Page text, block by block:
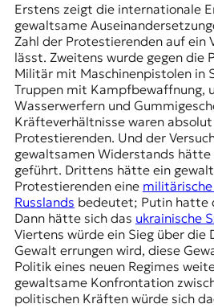
Erstens zeigt die internationale
gewaltsame
Zahl der Protestierenden auf ein
lässt. Zweitens wurde gegen die
Militär mit Maschinenpistolen in
Truppen mit Kampfbewaffnung,
Wasserwerfern und
Kräfteverhältnisse waren
Protestierenden. Und der
gewaltsamen Widerstands hätte
geführt. Drittens hätte ein
Protestierenden eine
Russlands bedeutet; Putin hatte
Dann hätte sich das ukrainische
Viertens würde ein Sieg über die
Gewalt errungen wird, diese
Politik eines neuen Regimes
gewaltsame Konfrontation
politischen Kräften würde sich